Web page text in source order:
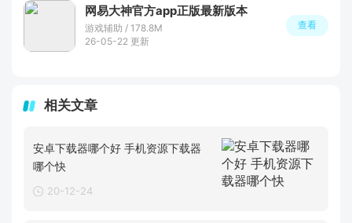
网易大神官方app正版最新版本
游戏辅助 / 178.8M
26-05-22 更新
查看
相关文章
安卓下载器哪个好 手机资源下载器
哪个快
20-12-24